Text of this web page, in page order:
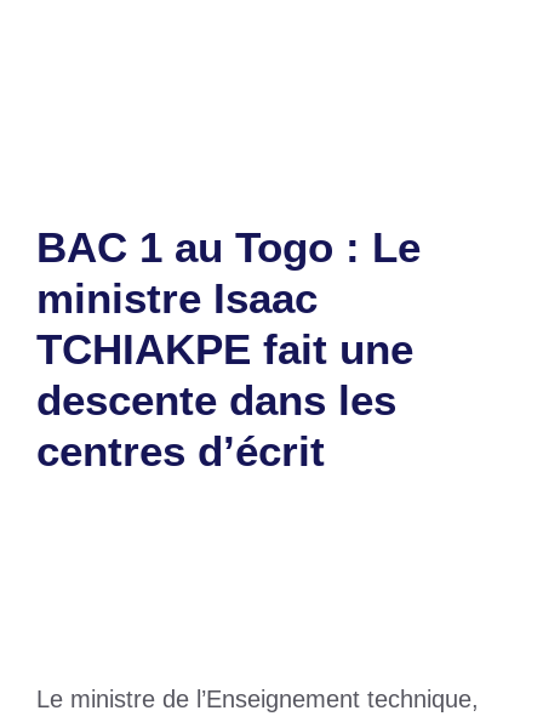
BAC 1 au Togo : Le
ministre Isaac
TCHIAKPE fait une
descente dans les
centres d’écrit
Le ministre de l’Enseignement technique,